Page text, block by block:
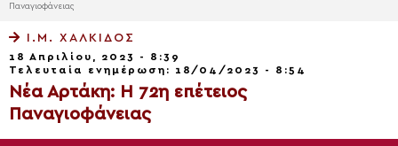
Παναγιοφάνειας
Ι.Μ. ΧΑΛΚΊΔΟΣ
18 Απριλίου, 2023 - 8:39
Τελευταία ενημέρωση: 18/04/2023 - 8:54
Νέα Αρτάκη: Η 72η επέτειος
Παναγιοφάνειας